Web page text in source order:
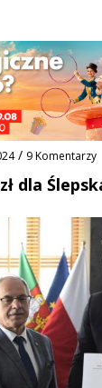
/Sport
Ślepska z miejskiej
Facebook
/ 9 Komentarzy
dla